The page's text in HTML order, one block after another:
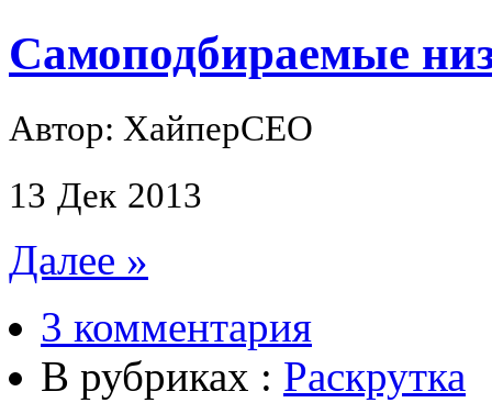
Самоподбираемые
Автор: ХайперСЕО
13 Дек 2013
Далее »
3 комментария
В рубриках : Раскрутка